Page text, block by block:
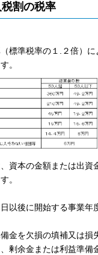
割の税率
標準税率の１.２倍）
。
資本の金額または出資
。
以後に開始する事業年
金を欠損の填補又は損
剰余金または利益準備